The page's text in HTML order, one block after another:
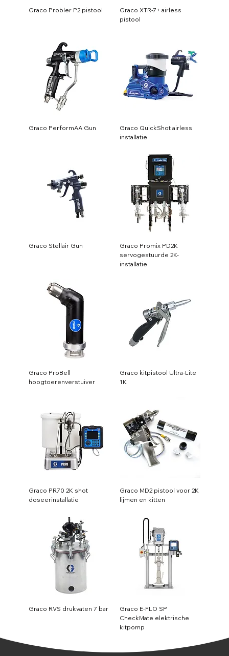
Graco Probler P2 pistool
Graco XTR-7+ airless
pistool
Graco PerformAA Gun
Graco QuickShot airless
installatie
Graco Stellair Gun
Graco Promix PD2K
servogestuurde 2K-
installatie
Graco ProBell
hoogtoerenverstuiver
Graco kitpistool Ultra-Lite
1K
Graco PR70 2K shot
doseerinstallatie
Graco MD2 pistool voor 2K
lijmen en kitten
Graco RVS drukvaten 7 bar
Graco E-FLO SP
CheckMate elektrische
kitpomp